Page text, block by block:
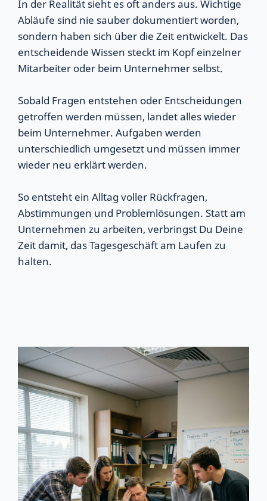
In der Realität sieht es oft anders aus. Wichtige
Abläufe sind nie sauber dokumentiert worden,
sondern haben sich über die Zeit entwickelt. Das
entscheidende Wissen steckt im Kopf einzelner
Mitarbeiter oder beim Unternehmer selbst.
Sobald Fragen entstehen oder Entscheidungen
getroffen werden müssen, landet alles wieder
beim Unternehmer. Aufgaben werden
unterschiedlich umgesetzt und müssen immer
wieder neu erklärt werden.
So entsteht ein Alltag voller Rückfragen,
Abstimmungen und Problemlösungen. Statt am
Unternehmen zu arbeiten, verbringst Du Deine
Zeit damit, das Tagesgeschäft am Laufen zu
halten.